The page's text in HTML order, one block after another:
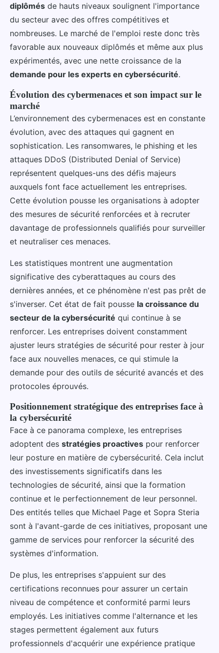
diplômés de hauts niveaux soulignent l'importance
du secteur avec des offres compétitives et
nombreuses. Le marché de l'emploi reste donc très
favorable aux nouveaux diplômés et même aux plus
expérimentés, avec une nette croissance de la
demande pour les experts en cybersécurité.
Évolution des cybermenaces et son impact sur le
marché
L’environnement des cybermenaces est en constante
évolution, avec des attaques qui gagnent en
sophistication. Les ransomwares, le phishing et les
attaques DDoS (Distributed Denial of Service)
représentent quelques-uns des défis majeurs
auxquels font face actuellement les entreprises.
Cette évolution pousse les organisations à adopter
des mesures de sécurité renforcées et à recruter
davantage de professionnels qualifiés pour surveiller
et neutraliser ces menaces.
Les statistiques montrent une augmentation
significative des cyberattaques au cours des
dernières années, et ce phénomène n'est pas prêt de
s'inverser. Cet état de fait pousse la croissance du
secteur de la cybersécurité qui continue à se
renforcer. Les entreprises doivent constamment
ajuster leurs stratégies de sécurité pour rester à jour
face aux nouvelles menaces, ce qui stimule la
demande pour des outils de sécurité avancés et des
protocoles éprouvés.
Positionnement stratégique des entreprises face à
la cybersécurité
Face à ce panorama complexe, les entreprises
adoptent des stratégies proactives pour renforcer
leur posture en matière de cybersécurité. Cela inclut
des investissements significatifs dans les
technologies de sécurité, ainsi que la formation
continue et le perfectionnement de leur personnel.
Des entités telles que Michael Page et Sopra Steria
sont à l'avant-garde de ces initiatives, proposant une
gamme de services pour renforcer la sécurité des
systèmes d'information.
De plus, les entreprises s'appuient sur des
certifications reconnues pour assurer un certain
niveau de compétence et conformité parmi leurs
employés. Les initiatives comme l'alternance et les
stages permettent également aux futurs
professionnels d'acquérir une expérience pratique